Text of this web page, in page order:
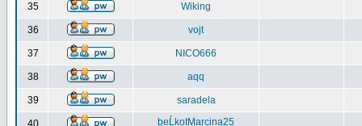
35 Wiking
36 vojt
37 NICO666
38 aqq
39 saradela
40 beĹkotMarcina25